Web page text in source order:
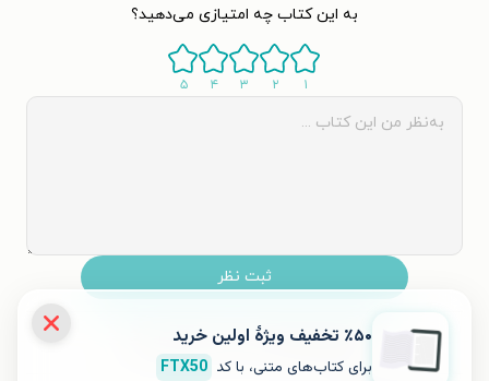
به این کتاب چه امتیازی می‌دهید؟
۱ ۲ ۳ ۴ ۵
ثبت نظر
نظری برای کتاب ثبت نشده است.
٪۵۰ تخفیف ویژۀ اولین خرید
برای کتاب‌های متنی، با کد FTX50